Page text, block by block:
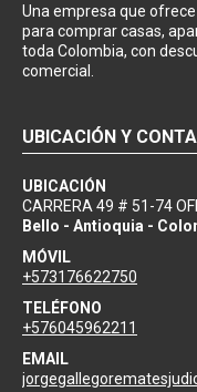
Una empresa que
para comprar casas,
toda Colombia, con
comercial.
UBICACIÓN Y
UBICACIÓN
CARRERA 49 # 51-74
Bello - Antioquia -
MÓVIL
+573176622750
TELÉFONO
+576045962211
EMAIL